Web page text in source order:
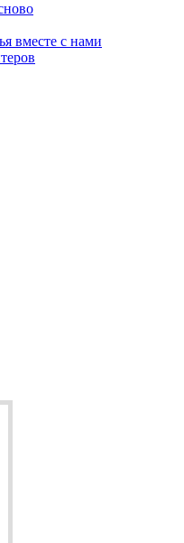
вместе с нами